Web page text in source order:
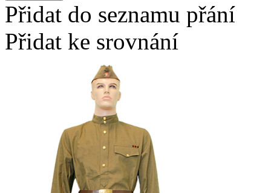
Přidat do seznamu přání
Přidat ke srovnání